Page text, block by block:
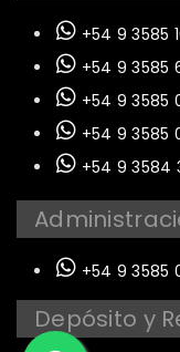
+54 9 3585
+54 9 3585
+54 9 3585
+54 9 3585
+54 9 3584
+54 9 3585
Depósito y